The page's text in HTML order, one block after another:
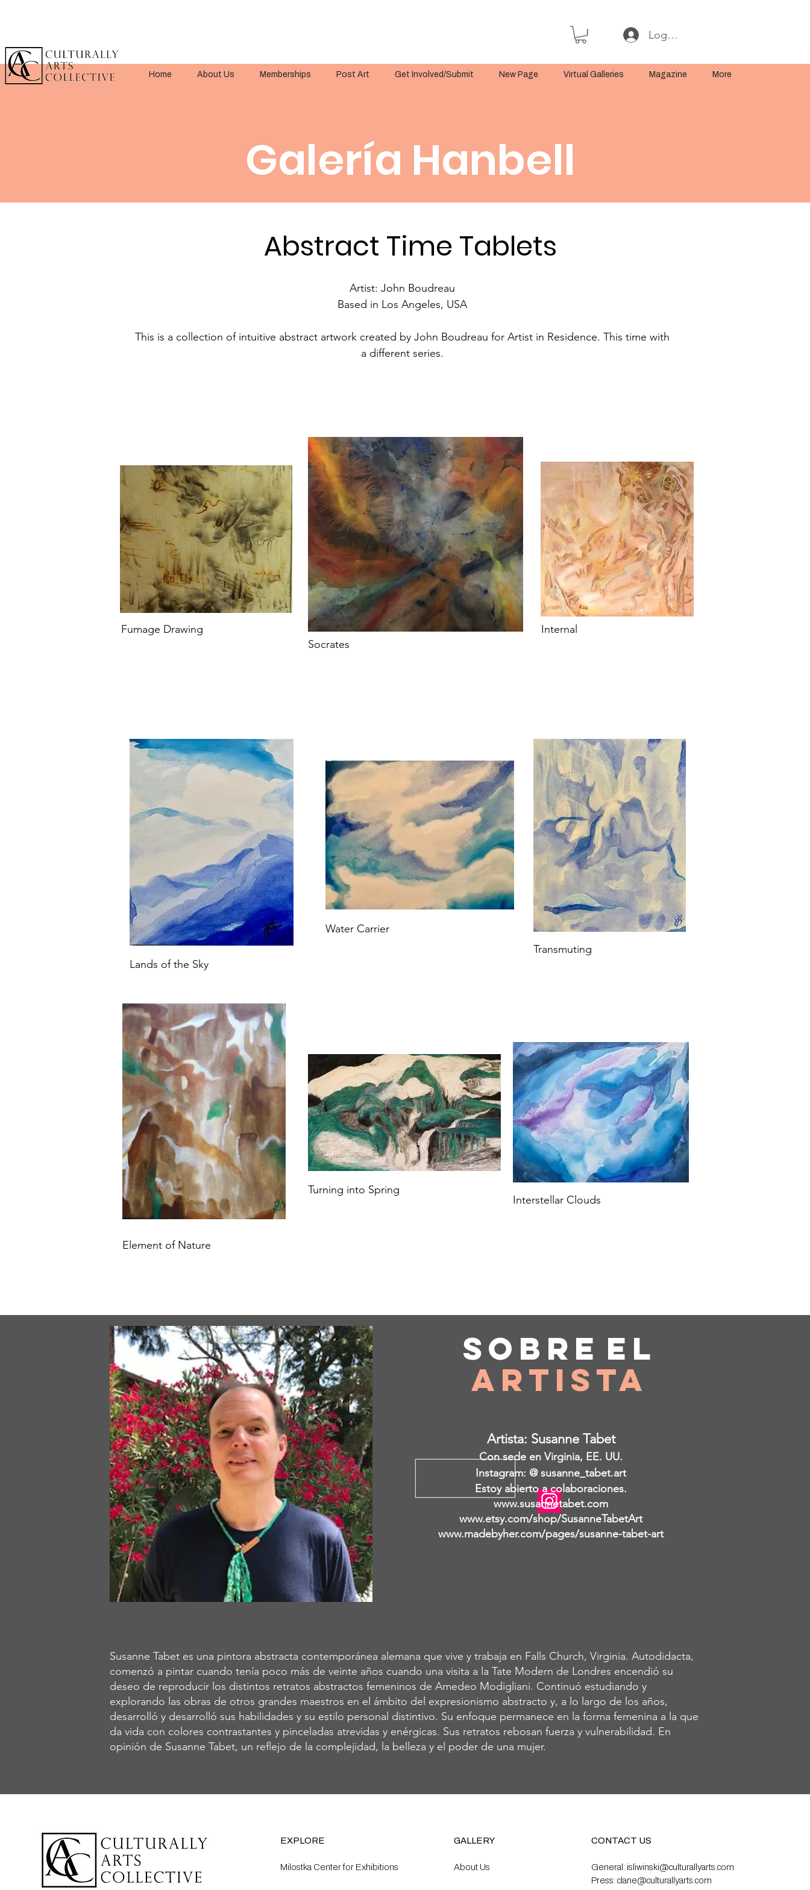
Log In or Sign Up
Home About Us Memberships Post Art Get Involved/Submit New Page Virtual Galleries Magazine More
Galería Hanbell
Abstract Time Tablets
Artist: John Boudreau
Based in Los Angeles, USA
This is a collection of intuitive abstract artwork created by John Boudreau for Artist in Residence. This time with
a different series.
Fumage Drawing
Internal
Socrates
Water Carrier
Transmuting
Lands of the Sky
Turning into Spring
Interstellar Clouds
Element of Nature
Sobre el
Artista
Artista: Susanne Tabet
Con sede en Virginia, EE. UU.
Instagram: @ susanne_tabet.art
Estoy abierto a colaboraciones.
www.susannetabet.com
www.etsy.com/shop/SusanneTabetArt
www.madebyher.com/pages/susanne-tabet-art
Susanne Tabet es una pintora abstracta contemporánea alemana que vive y trabaja en Falls Church, Virginia. Autodidacta,
comenzó a pintar cuando tenía poco más de veinte años cuando una visita a la Tate Modern de Londres encendió su
deseo de reproducir los distintos retratos abstractos femeninos de Amedeo Modigliani. Continuó estudiando y
explorando las obras de otros grandes maestros en el ámbito del expresionismo abstracto y, a lo largo de los años,
desarrolló y desarrolló sus habilidades y su estilo personal distintivo. Su enfoque permanece en la forma femenina a la que
da vida con colores contrastantes y pinceladas atrevidas y enérgicas. Sus retratos rebosan fuerza y vulnerabilidad. En
opinión de Susanne Tabet, un reflejo de la complejidad, la belleza y el poder de una mujer.
EXPLORE
Milostka Center for Exhibitions
GALLERY
About Us
CONTACT US
General: isliwinski@culturallyarts.com
Press: clane@culturallyarts.com